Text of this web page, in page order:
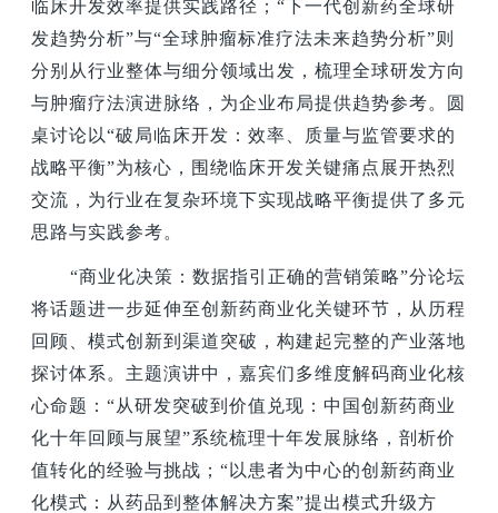
临床开发效率提供实践路径；“下一代创新药全球研
发趋势分析”与“全球肿瘤标准疗法未来趋势分析”则
分别从行业整体与细分领域出发，梳理全球研发方向
与肿瘤疗法演进脉络，为企业布局提供趋势参考。圆
桌讨论以“破局临床开发：效率、质量与监管要求的
战略平衡”为核心，围绕临床开发关键痛点展开热烈
交流，为行业在复杂环境下实现战略平衡提供了多元
思路与实践参考。
“商业化决策：数据指引正确的营销策略”分论坛
将话题进一步延伸至创新药商业化关键环节，从历程
回顾、模式创新到渠道突破，构建起完整的产业落地
探讨体系。主题演讲中，嘉宾们多维度解码商业化核
心命题：“从研发突破到价值兑现：中国创新药商业
化十年回顾与展望”系统梳理十年发展脉络，剖析价
值转化的经验与挑战；“以患者为中心的创新药商业
化模式：从药品到整体解决方案”提出模式升级方